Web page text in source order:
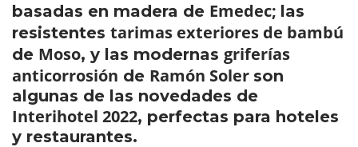
basadas en madera de Emedec; las
resistentes tarimas exteriores de bambú
de Moso, y las modernas griferías
anticorrosión de Ramón Soler son
algunas de las novedades de
Interihotel 2022, perfectas para hoteles
y restaurantes.